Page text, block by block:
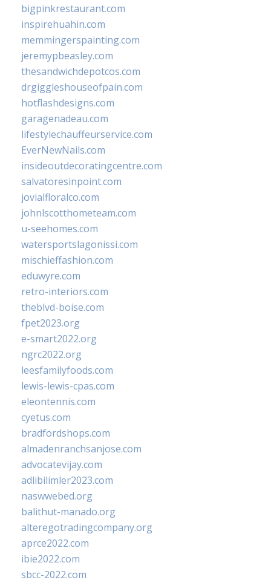
bigpinkrestaurant.com
inspirehuahin.com
memmingerspainting.com
jeremypbeasley.com
thesandwichdepotcos.com
drgiggleshouseofpain.com
hotflashdesigns.com
garagenadeau.com
lifestylechauffeurservice.com
EverNewNails.com
insideoutdecoratingcentre.com
salvatoresinpoint.com
jovialfloralco.com
johnlscotthometeam.com
u-seehomes.com
watersportslagonissi.com
mischieffashion.com
eduwyre.com
retro-interiors.com
theblvd-boise.com
fpet2023.org
e-smart2022.org
ngrc2022.org
leesfamilyfoods.com
lewis-lewis-cpas.com
eleontennis.com
cyetus.com
bradfordshops.com
almadenranchsanjose.com
advocatevijay.com
adlibilimler2023.com
naswwebed.org
balithut-manado.org
alteregotradingcompany.org
aprce2022.com
ibie2022.com
sbcc-2022.com